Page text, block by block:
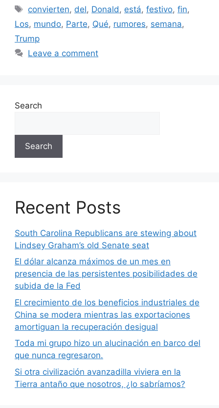
Tags
convierten, del, Donald , está,festivo,fin,
Los, mundo, Parte, Qué, rumores, semana,
Trump
Leave a comment
Search
Search
Recent Posts
South Carolina Republicans are stewing about
Lindsey Graham’s old Senate seat
El dólar alcanza máximos de un mes en
presencia de las persistentes posibilidades de
subida de la Fed
El crecimiento de los beneficios industriales de
China se modera mientras las exportaciones
amortiguan la recuperación desigual
Toda mi grupo hizo un alucinación en barco del
que nunca regresaron.
Si otra civilización avanzadilla viviera en la
Tierra antaño que nosotros, ¿lo sabríamos?